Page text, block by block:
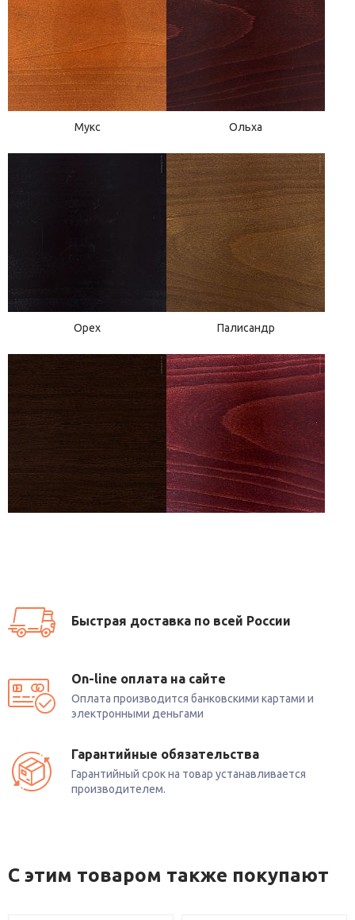
Мукс Ольха
Орех Палисандр
Быстрая доставка по всей России
On-line оплата на сайте
Оплата производится банковскими картами и
электронными деньгами
Гарантийные обязательства
Гарантийный срок на товар устанавливается
производителем.
С этим товаром также покупают